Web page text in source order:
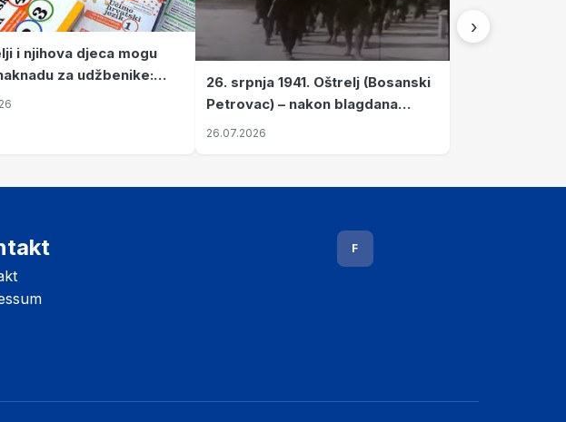
i njihova djeca mogu
za udžbenike:
se podnose do 31.
26. srpnja 1941. Oštrelj (Bosanski
Petrovac) – nakon blagdana
Svete Ane izvršen napad srpskih
26.07.2026
›
F